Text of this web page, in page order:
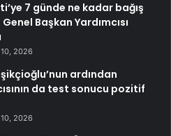
7 günde ne kadar bağış
Genel Başkan Yardımcısı
2026
ardından
da test sonucu pozitif
2026